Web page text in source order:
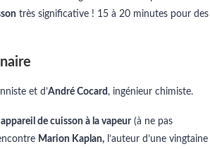
très significative ! 15 à 20 minutes pour des
et d’André Cocard , ingénieur chimiste.
de cuisson à la vapeur(à ne pas
Marion Kaplan, l’auteur d’une vingtaine